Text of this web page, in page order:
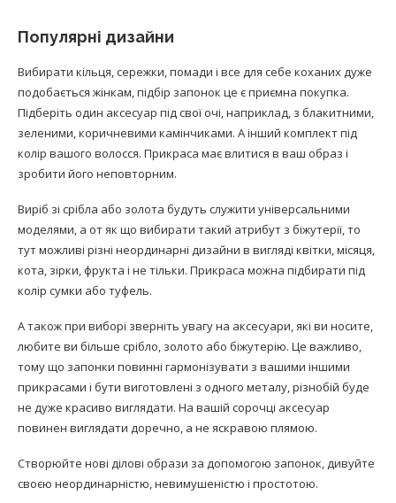
Популярні дизайни
Вибирати кільця, сережки, помади і все для себе коханих дуже
подобається жінкам, підбір запонок це є приємна покупка.
Підберіть один аксесуар під свої очі, наприклад, з блакитними,
зеленими, коричневими камінчиками. А інший комплект під
колір вашого волосся. Прикраса має влитися в ваш образ і
зробити його неповторним.
Виріб зі срібла або золота будуть служити універсальними
моделями, а от як що вибирати такий атрибут з біжутерії, то
тут можливі різні неординарні дизайни в вигляді квітки, місяця,
кота, зірки, фрукта і не тільки. Прикраса можна підбирати під
колір сумки або туфель.
А також при виборі зверніть увагу на аксесуари, які ви носите,
любите ви більше срібло, золото або біжутерію. Це важливо,
тому що запонки повинні гармонізувати з вашими іншими
прикрасами і бути виготовлені з одного металу, різнобій буде
не дуже красиво виглядати. На вашій сорочці аксесуар
повинен виглядати доречно, а не яскравою плямою.
Створюйте нові ділові образи за допомогою запонок, дивуйте
своєю неординарністю, невимушеністю і простотою.